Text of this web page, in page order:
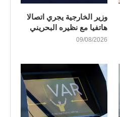
وزير الخارجية يجري اتصالا
هاتفيا مع نظيره البحريني
09/08/2026